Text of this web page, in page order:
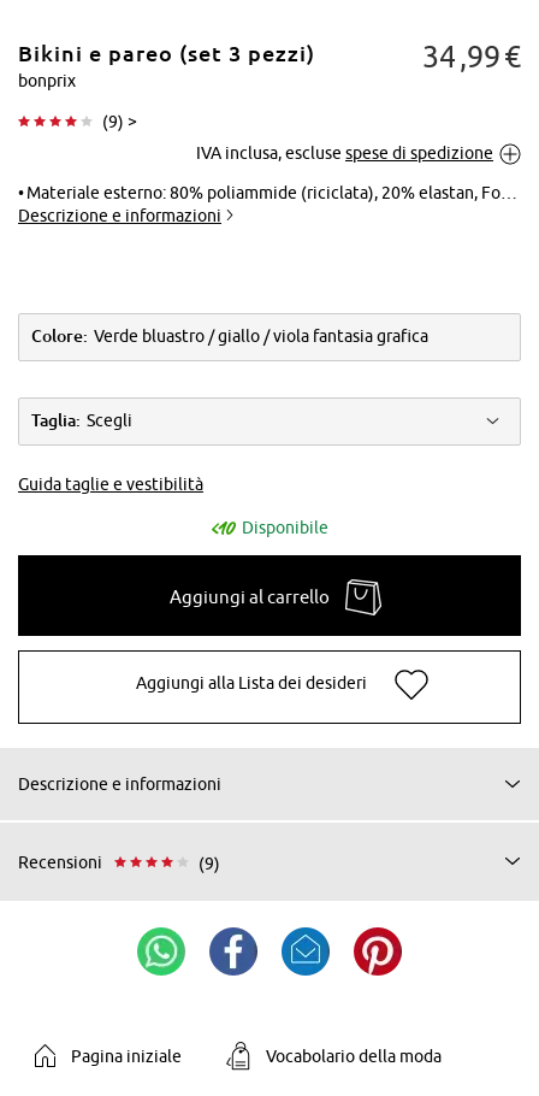
Tocca per
ingrandire
Bikini e pareo (set 3 pezzi)
bonprix
(9) >
34 99€
IVA inclusa, escluse spese di spedizione
Materiale esterno: 80% poliammide (riciclata), 20% elastan, Fodera: 100% poliestere, Rete: 90% poliammide, 10% elastan
Descrizione e informazioni
Colore: Verde bluastro / giallo / viola fantasia grafica
Taglia: Scegli
Guida taglie e vestibilità
Disponibile
Aggiungi al carrello
Aggiungi alla Lista dei desideri
Descrizione e informazioni
Recensioni (9)
Pagina iniziale Vocabolario della moda